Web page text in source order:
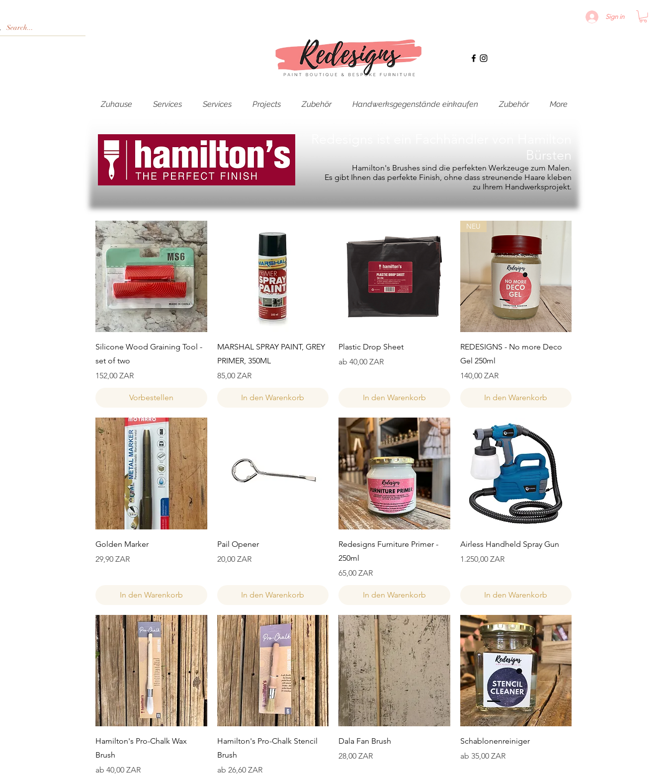
Sign in
Zuhause Services Services Projects Zubehör Handwerksgegenstände einkaufen Zubehör More
Bürsten
Hamilton's Brushes sind die perfekten Werkzeuge zum Malen.
Es gibt Ihnen das perfekte Finish, ohne dass streunende Haare kleben
zu Ihrem Handwerksprojekt.
Schnellansicht
Silicone Wood Graining Tool -
set of two
Preis
152,00 ZAR
Vorbestellen
Schnellansicht
MARSHAL SPRAY PAINT, GREY
PRIMER, 350ML
Preis
85,00 ZAR
In den Warenkorb
Schnellansicht
Plastic Drop Sheet
ab 40,00 ZAR
Sale-Preis
In den Warenkorb
Schnellansicht
NEU
REDESIGNS - No more Deco
Gel 250ml
Preis
140,00 ZAR
In den Warenkorb
Schnellansicht
Golden Marker
Preis
29,90 ZAR
In den Warenkorb
Schnellansicht
Pail Opener
Preis
20,00 ZAR
In den Warenkorb
Schnellansicht
Redesigns Furniture Primer -
250ml
Preis
65,00 ZAR
In den Warenkorb
Schnellansicht
Airless Handheld Spray Gun
Preis
1.250,00 ZAR
In den Warenkorb
Schnellansicht
Hamilton's Pro-Chalk Wax
Brush
ab 40,00 ZAR
Sale-Preis
Schnellansicht
Hamilton's Pro-Chalk Stencil
Brush
ab 26,60 ZAR
Sale-Preis
Schnellansicht
Dala Fan Brush
Preis
28,00 ZAR
Schnellansicht
Schablonenreiniger
ab 35,00 ZAR
Sale-Preis